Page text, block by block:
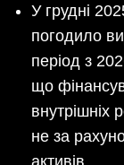
У грудні
погодило
період з
що
внутрішніх
не за
активів.